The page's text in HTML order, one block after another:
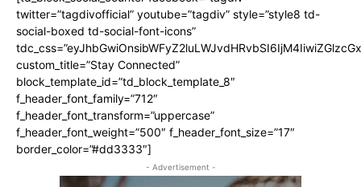
twitter=”tagdivofficial” youtube=”tagdiv” style=”style8 td-
social-boxed td-social-font-icons”
custom_title=”Stay Connected”
block_template_id=”td_block_template_8″
f_header_font_family=”712″
f_header_font_transform=”uppercase”
f_header_font_weight=”500″ f_header_font_size=”17″
border_color=”#dd3333″]
- Advertisement -